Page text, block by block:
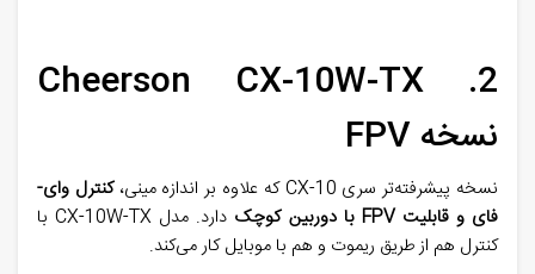
2
.
Cheerson CX-10W-TX
نسخهFPV
نسخه پیشرفته‌تر سری که علاوه بر اندازه مینی،کنترل وای-
فای و قابلیت FPV با دوربین کوچک دارد. مدل
با
کنترل هم از طریق ریموت و هم با موبایل کار می‌کند.